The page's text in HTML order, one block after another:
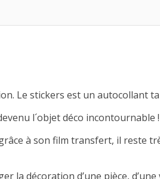
Le stickers est un autocollant
l´objet déco incontournable !
à son film transfert, il reste
la décoration d’une pièce,